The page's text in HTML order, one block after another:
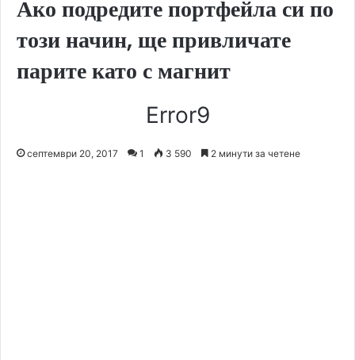
Ако подредите портфейла си по
този начин, ще привличате
парите като с магнит
Error9
септември 20, 2017 1 3 590 2 минути за четене